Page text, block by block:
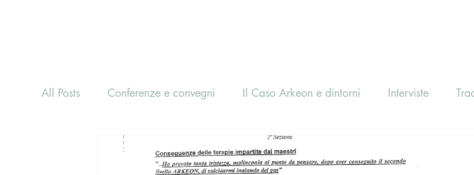
All Posts Conferenze e convegni Il Caso Arkeon e dintorni Interviste
Ripercussioni Articoli in inglese